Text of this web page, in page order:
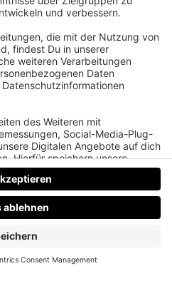
meisten Sex
sind Landwirte die
Sex hat. Martins
nachvollziehen.
AGBsJobsKontakt